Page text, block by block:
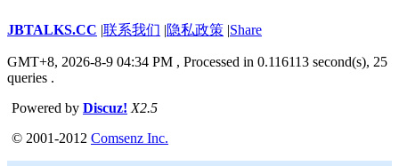
JBTALKS.CC |联系我们 |隐私政策 |Share
GMT+8, 2026-8-9 04:34 PM , Processed in 0.116113 second(s), 25
queries .
Powered by Discuz! X2.5
© 2001-2012 Comsenz Inc.